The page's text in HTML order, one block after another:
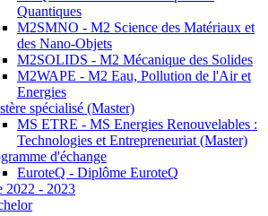
Quantiques
M2SMNO - M2 Science des Matériaux et
des Nano-Objets
M2SOLIDS - M2 Mécanique des Solides
M2WAPE - M2 Eau, Pollution de l'Air et
Energies
spécialisé (Master)
MS ETRE - MS Energies Renouvelables :
Technologies et Entrepreneuriat (Master)
d'échange
EuroteQ - Diplôme EuroteQ
2022 - 2023